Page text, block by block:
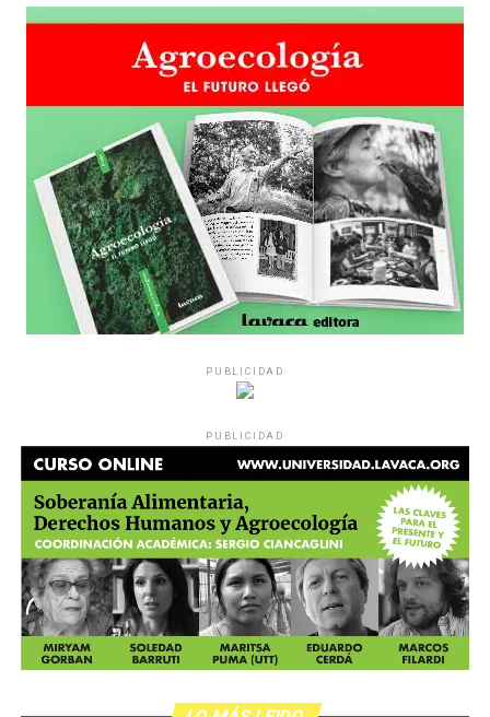
PUBLICIDAD
PUBLICIDAD